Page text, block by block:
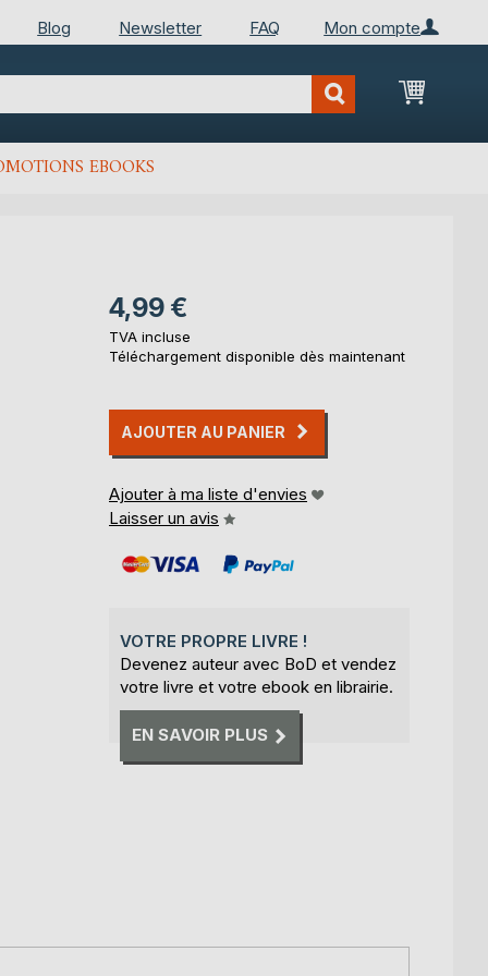
Mon compte
Blog Newsletter FAQ
Mon
EBOOKS
4,99 €
TVA incluse
Téléchargement disponible dès maintenant
AJOUTER AU PANIER
Ajouter à ma liste d'envies
Laisser un avis
VOTRE PROPRE LIVRE !
Devenez auteur avec BoD et vendez
votre livre et votre ebook en librairie.
EN SAVOIR PLUS